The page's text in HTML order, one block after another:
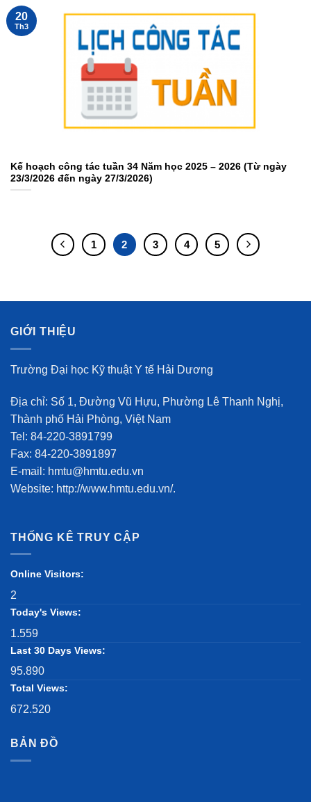
Kế hoạch công tác tuần 34 Năm học 2025 – 2026 (Từ ngày
23/3/2026 đến ngày 27/3/2026)
20
Th3
1 2 3 4 5
GIỚI THIỆU
Trường Đại học Kỹ thuật Y tế Hải Dương
Địa chỉ: Số 1, Đường Vũ Hựu, Phường Lê Thanh Nghị,
Thành phố Hải Phòng, Việt Nam
Tel: 84-220-3891799
Fax: 84-220-3891897
E-mail: hmtu@hmtu.edu.vn
Website: http://www.hmtu.edu.vn/.
THỐNG KÊ TRUY CẬP
Online Visitors:
2
Today's Views:
1.559
Last 30 Days Views:
95.890
Total Views:
672.520
BẢN ĐỒ